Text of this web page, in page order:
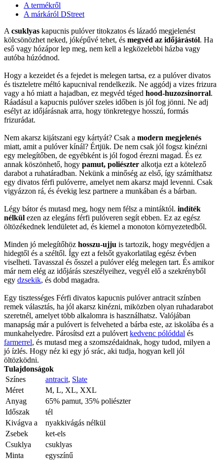
A termékről
A márkáról DStreet
A csuklyas kapucnis pulóver titokzatos és lázadó megjelenést
kölcsönözhet neked, jóképűvé tehet, és megvéd az időjárástól. Ha
eső vagy hózápor lep meg, nem kell a legközelebbi házba vagy
autóba húzódnod.
Hogy a kezeidet és a fejedet is melegen tartsa, ez a pulóver divatos
és tiszteletre méltó kapucnival rendelkezik. Ne aggódj a vizes frizura
vagy a hó miatt a hajadban, ez megvéd téged hood-huzozsinorral.
Ráadásul a kapucnis pulóver szeles időben is jól fog jönni. Ne adj
esélyt az időjárásnak arra, hogy tönkretegye hosszú, formás
frizurádat.
Nem akarsz kijátszani egy kártyát? Csak a modern megjelenés
miatt, amit a pulóver kínál? Értjük. De nem csak jól fogsz kinézni
egy melegítőben, de egyébként is jól fogod érezni magad. És ez
annak köszönhető, hogy pamut, poliészter alkotja ezt a kötelező
darabot a ruhatáradban. Nekünk a minőség az első, így számíthatsz
egy divatos férfi pulóverre, amelyet nem akarsz majd levenni. Csak
vigyázzon rá, és évekig lesz partnere a munkában és a bárban.
Légy bátor és mutasd meg, hogy nem félsz a mintáktól. indíték
nélkül ezen az elegáns férfi pulóveren segít ebben. Ez az egész
öltözékednek lendületet ad, és kiemel a monoton környezetedből.
Minden jó melegítőhöz hosszu-ujju is tartozik, hogy megvédjen a
hidegtől és a széltől. Így ezt a felsőt gyakorlatilag egész évben
viselheti. Tavasszal és ősszel a pulóver elég melegen tart. És amikor
már nem elég az időjárás szeszélyeihez, vegyél elő a szekrényből
egy dzsekik, és dobd magadra.
Egy tisztességes Férfi divatos kapucnis pulóver antracit színben
remek választás, ha jól akarsz kinézni, miközben olyan ruhadarabot
szeretnél, amelyet több alkalomra is használhatsz. Valójában
manapság már a pulóvert is felveheted a bárba este, az iskolába és a
munkahelyedre. Párosítsd ezt a pulóvert kedvenc pólóddal és
farmerrel, és mutasd meg a szomszédaidnak, hogy tudod, milyen a
jó ízlés. Hogy néz ki egy jó srác, aki tudja, hogyan kell jól
öltözködni.
Tulajdonságok
Színes
antracit, Slate
Méret
M, L, XL, XXL
Anyag
65% pamut, 35% poliészter
Időszak
tél
Kivágva a
nyakkivágás nélkül
Zsebek
ket-els
Csuklya
csuklyas
Minta
egyszínű